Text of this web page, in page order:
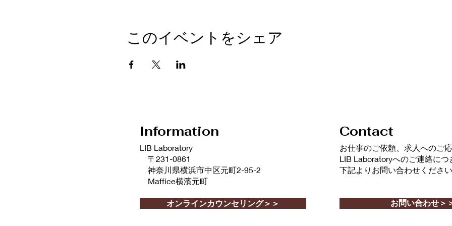
このイベントをシェア
Information
LIB Laboratory
〒231-0861
神奈川県横浜市中区元町2-95-2
Maffice横濱元町
info@liblaboratory.com
オンラインカウンセリング＞＞
Contact
お仕事のご依頼、求人へのご応
LIB Laboratoryへのご連絡につ
下記よりお問い合わせください
お問い合わせ＞